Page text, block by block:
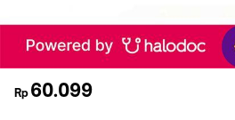
Rp 60.099